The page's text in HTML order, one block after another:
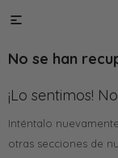

No se han
¡Lo sentimos!
Inténtalo
otras secciones de